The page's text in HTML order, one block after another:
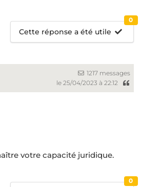
Cette réponse a été utile
0
1217 messages
le 25/04/2023 à 22:12
votre capacité juridique.
0